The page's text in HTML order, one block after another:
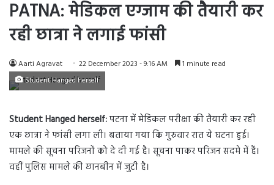
PATNA: मेडिकल एग्जाम की तैयारी कर
रही छात्रा ने लगाई फांसी
Aarti Agravat 22 December 2023 - 9:16 AM 1 minute read
Student Hanged herself
Student Hanged herself:पटना में मेडिकल परीक्षा की तैयारी कर रही
एक छात्रा ने फांसी लगा ली। बताया गया कि गुरुवार रात ये घटना हुई।
मामले की सूचना परिजनों को दे दी गई है। सूचना पाकर परिजन सदमे में हैं।
वहीं पुलिस मामले की छानबीन में जुटी है।